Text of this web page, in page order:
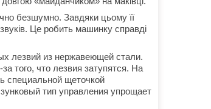
безшумно. Завдяки цьому її
Це робить машинку справді
лезвий из нержавеющей стали.
того, что лезвия затупятся. На
специальной щеточкой
тип управления упрощает